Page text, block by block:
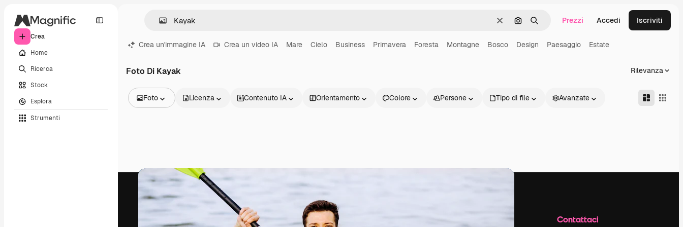
Crea
Home
Ricerca
Stock
Esplora
Strumenti
CancellaCerca per immagine
Ricerca Prezzi Accedi Iscriviti
Crea un'immagine IA Crea un video IA Mare Cielo Business Primavera Foresta Montagne Bosco Design Paesaggio Estate
Foto Di Kayak Rilevanza
Foto
Video
Clip video
Motion graphic
Modelli di video
Modelli 3D
Licenza Contenuto IA Orientamento Colore Persone Tipo di file Avanzate
Prodotti Azienda Contattaci